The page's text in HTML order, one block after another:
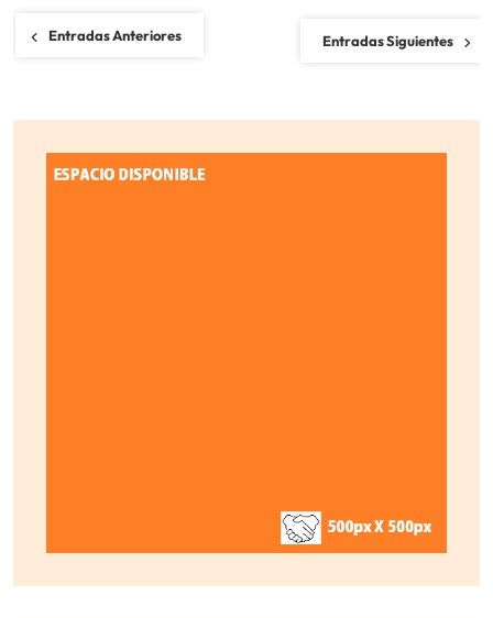
Navegación
Entradas Anteriores Entradas Siguientes